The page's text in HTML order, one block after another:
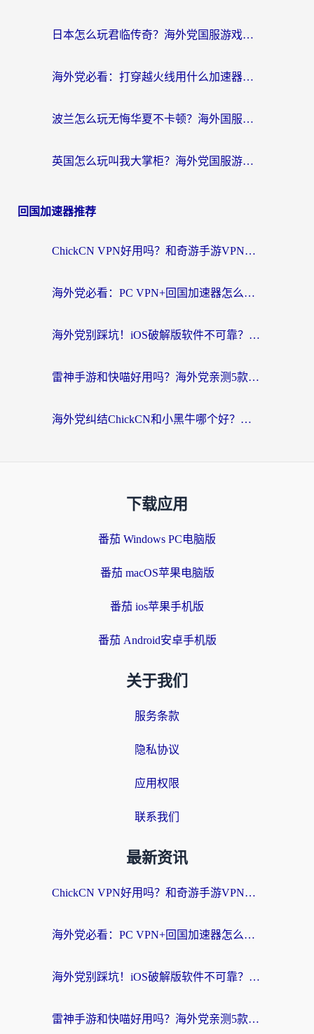
日本怎么玩君临传奇？海外党国服游戏加速避坑指南（附菲律宾欧洲玩家实测）
海外党必看：打穿越火线用什么加速器？解决延迟卡顿，还能玩奇妙拼图世界和第五人格
波兰怎么玩无悔华夏不卡顿？海外国服游戏加速器终极指南（附征途2萤火突击解决方案）
英国怎么玩叫我大掌柜？海外党国服游戏加速避坑指南（附实测推荐）
回国加速器推荐
ChickCN VPN好用吗？和奇游手游VPN对比哪个回国效果更好？海外党亲测实用指南
海外党必看：PC VPN+回国加速器怎么选？无缝访问国内资源全攻略
海外党别踩坑！iOS破解版软件不可靠？教你选对回国加速器无缝看国内资源
雷神手游和快喵好用吗？海外党亲测5款回国加速器，附斧牛Bling对比+微信视频号解决办法
海外党纠结ChickCN和小黑牛哪个好？一篇帮你选对回国加速器的实用指南
下载应用
番茄 Windows PC电脑版
番茄 macOS苹果电脑版
番茄 ios苹果手机版
番茄 Android安卓手机版
关于我们
服务条款
隐私协议
应用权限
联系我们
最新资讯
ChickCN VPN好用吗？和奇游手游VPN对比哪个回国效果更好？海外党亲测实用指南
海外党必看：PC VPN+回国加速器怎么选？无缝访问国内资源全攻略
海外党别踩坑！iOS破解版软件不可靠？教你选对回国加速器无缝看国内资源
雷神手游和快喵好用吗？海外党亲测5款回国加速器，附斧牛Bling对比+微信视频号解决办法